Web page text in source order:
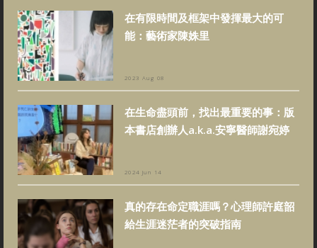
在有限時間及框架中發揮最大的可
能：藝術家陳姝里
2023 Aug 08
在生命盡頭前，找出最重要的事：版
本書店創辦人a.k.a.安寧醫師謝宛婷
2024 Jun 14
真的存在命定職涯嗎？心理師許庭韶
給生涯迷茫者的突破指南